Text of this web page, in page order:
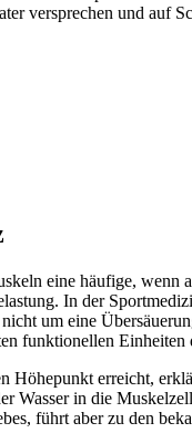
versprechen und auf
eine häufige, wenn
In der
um eine
funktionellen Einheiten
Höhepunkt erreicht,
Wasser in die
führt aber zu den